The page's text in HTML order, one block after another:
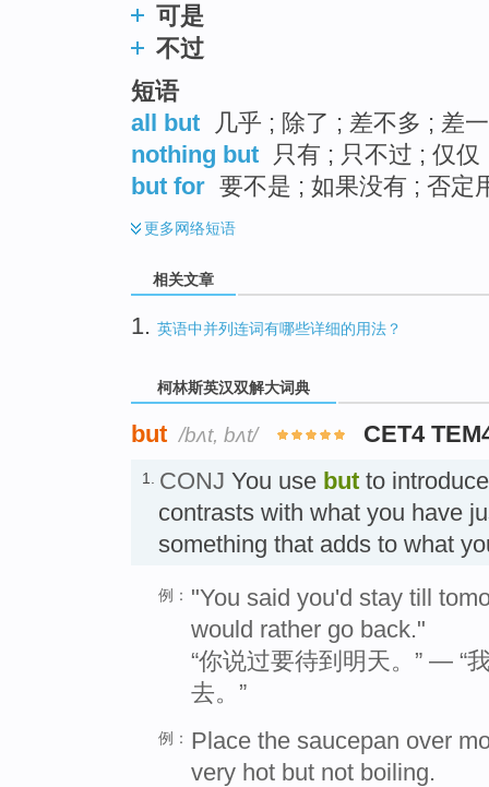
可是
不过
短语
all but
几乎 ; 除了 ; 差不多 ; 差
nothing but
只有 ; 只不过 ; 仅仅
but for 要不是 ; 如果没有 ; 否定
更多网络短语
相关文章
1. 英语中并列连词有哪些详细的用法？
柯林斯英汉双解大词典
but /bʌt, bʌt/ CET4
1. CONJ You use but to
contrasts with what you have
something that adds to what
例： "You said you'd stay till
would rather go back."
“你说过要待到明天。” — “
去。”
例： Place the saucepan over
very hot but not boiling.